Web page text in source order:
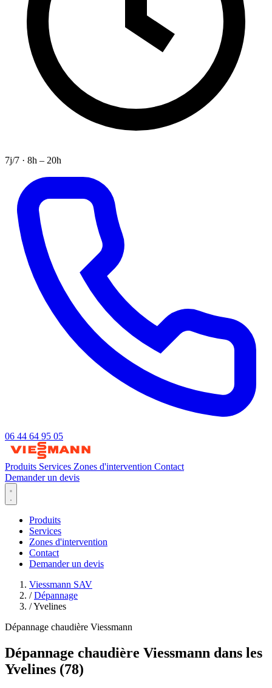
7j/7 · 8h – 20h
06 44 64 95 05
Produits Services Zones d'intervention Contact
Demander un devis
Produits
Services
Zones d'intervention
Contact
Demander un devis
Viessmann SAV
/ Dépannage
/Yvelines
Dépannage chaudière Viessmann
Dépannage chaudière Viessmann dans les
Yvelines (78)